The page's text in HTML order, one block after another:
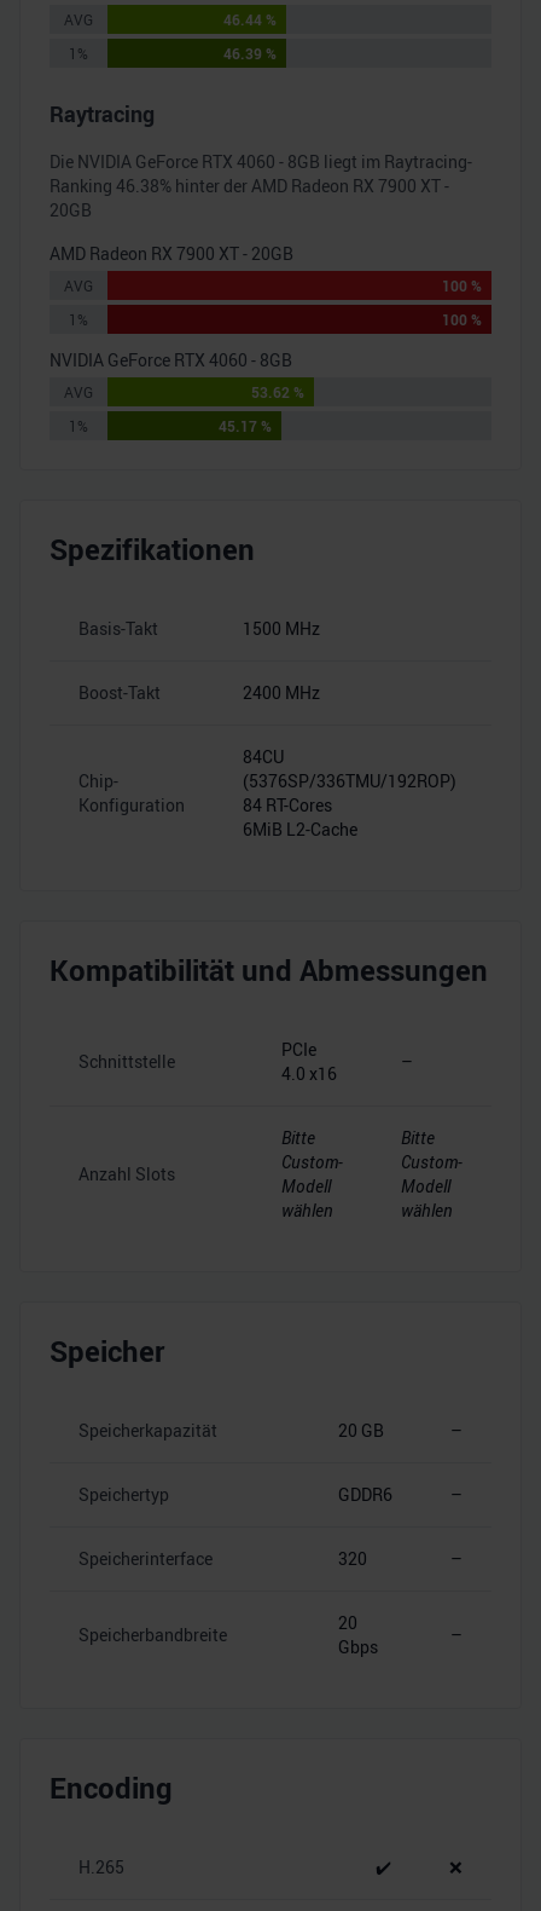
AVG
46.44 %
1%
46.39 %
Raytracing
Die NVIDIA GeForce RTX 4060 - 8GB liegt im Raytracing-
Ranking 46.38% hinter derAMD Radeon RX 7900 XT -
20GB
AMD Radeon RX 7900 XT - 20GB
AVG
100 %
1%
100 %
NVIDIA GeForce RTX 4060 - 8GB
AVG
53.62 %
1%
45.17 %
Spezifikationen
Basis-Takt 1500 MHz
Boost-Takt 2400 MHz
Chip-
Konfiguration
84CU
(5376SP/336TMU/192ROP)
84 RT-Cores
6MiB L2-Cache
Kompatibilität und Abmessungen
Schnittstelle
PCIe
4.0 x16
–
Anzahl Slots
Bitte
Custom-
Modell
wählen
Bitte
Custom-
Modell
wählen
Speicher
Speicherkapazität 20 GB –
Speichertyp GDDR6 –
Speicherinterface 320 –
Speicherbandbreite
20
Gbps
–
Encoding
H.265 ✔️ ❌